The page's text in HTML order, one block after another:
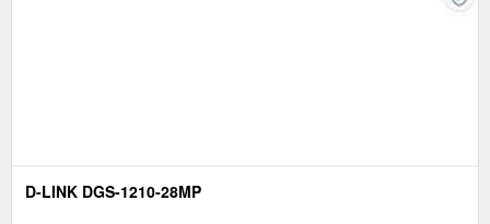
D-LINK DGS-1210-28MP